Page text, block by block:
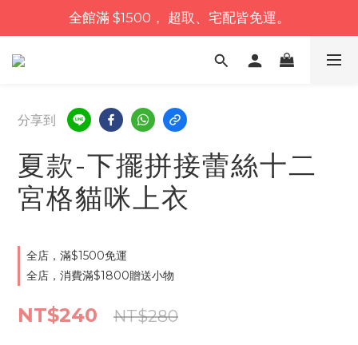
全館滿 $1500， 超取、宅配皆免運。
分享到
夏款-下擺拼接蕾絲十二
宮格貓咪上衣
全店，滿$1500免運
全店，消費滿$1800贈送小物
NT$240 NT$280